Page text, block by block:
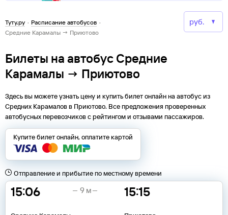
Туту.ру · Расписание автобусов ·
Средние Карамалы → Приютово
Билеты на автобус Средние
Карамалы → Приютово
Здесь вы можете узнать цену и купить билет онлайн на автобус из
Средних Карамаловв Приютово. Все предложения проверенных
автобусных перевозчиков с рейтингом и отзывами пассажиров.
Купите билет онлайн, оплатите картой
Отправление и прибытие по местному времени
15:06 15:15
9 м